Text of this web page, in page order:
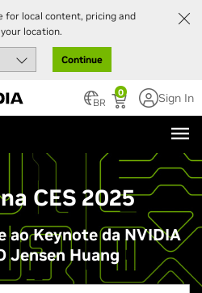
for local content, pricing and
location.
Continue
0
BR Sign In
CES 2025
ao Keynote da NVIDIA
Jensen Huang